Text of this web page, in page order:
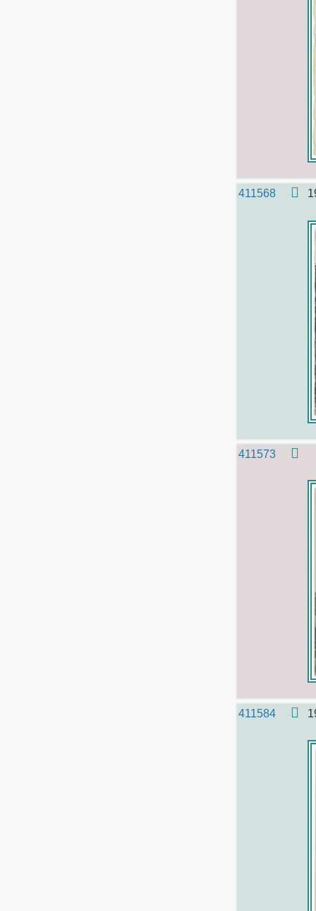
411568
411573
411584